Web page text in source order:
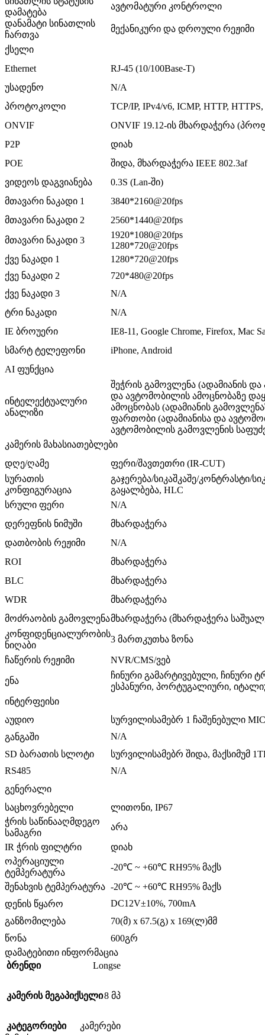
დამატება
ავტომატური კონტროლი
დანამატი სინათლის
ჩართვა
მექანიკური და დროული რეჟიმი
ქსელი
Ethernet
RJ-45 (10/100Base-T)
უსადენო
N/A
პროტოკოლი
TCP/IP, IPv4/v6, ICMP, HTTP,
ONVIF
ONVIF 19.12-ის მხარდაჭერა
P2P
დიახ
POE
შიდა, მხარდაჭერა IEEE 802.3af
ვიდეოს დაგვიანება
0.3S (Lan-ში)
მთავარი ნაკადი 1
3840*2160@20fps
მთავარი ნაკადი 2
2560*1440@20fps
მთავარი ნაკადი 3
1920*1080@20fps
1280*720@20fps
ქვე ნაკადი 1
1280*720@20fps
ქვე ნაკადი 2
720*480@20fps
ქვე ნაკადი 3
N/A
ტრი ნაკადი
N/A
IE ბროუერი
IE8-11, Google Chrome, Firefox, Mac
სმარტ ტელეფონი
iPhone, Android
AI ფუნქცია
ინტელექტუალური
ანალიზი
შეჭრის გამოვლენა (ადამიანის
და ავტომობილის ამოცნობაზე
ამოცნობას (ადამიანის
ფართობი (ადამიანისა და
ავტომობილის გამოვლენის
კამერის მახასიათებლები
დღე/ღამე
ფერი/შავთეთრი (IR-CUT)
სურათის
კონფიგურაცია
გაჯერება/სიკაშკაშე/კონტრასტი/
გაყალბება, HLC
სრული ფერი
N/A
დერეფნის ნიმუში
მხარდაჭერა
დათბობის რეჟიმი
N/A
ROI
მხარდაჭერა
BLC
მხარდაჭერა
WDR
მხარდაჭერა
მოძრაობის გამოვლენამხარდაჭერა (მხარდაჭერა
კონფიდენციალურობის
ნიღაბი
3 მართკუთხა ზონა
ჩაწერის რეჟიმი NVR/CMS/ვებ
ენა
ჩინური გამარტივებული,
ესპანური, პორტუგალიური,
ინტერფეისი
აუდიო
სურვილისამებრ 1 ჩაშენებული MIC
განგაში
N/A
SD ბარათის სლოტი
სურვილისამებრ შიდა, მაქსიმუმ
RS485
N/A
გენერალი
საცხოვრებელი
ლითონი, IP67
ჭრის საწინააღმდეგო
სამაგრი
არა
IR ჭრის ფილტრი
დიახ
ოპერაციული
ტემპერატურა
-20℃ ~ +60℃ RH95% მაქს
შენახვის ტემპერატურა -20℃ ~ +60℃ RH95% მაქს
დენის წყარო
DC12V±10%, 700mA
განზომილება
70(მ) x 67.5(გ) x 169(ლ)მმ
წონა
600გრ
დამატებითი ინფორმაცია
ბრენდი
Longse
კამერის მეგაპიქსელი8 მპ
კატეგორიები
კამერები